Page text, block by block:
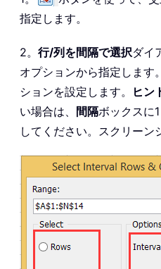
指定します。
2。 行/列を間隔で選択ダイ
オプションから指定します
ションを設定します。
ヒン
い場合は、 間隔ボックスに1
してください。スクリーン